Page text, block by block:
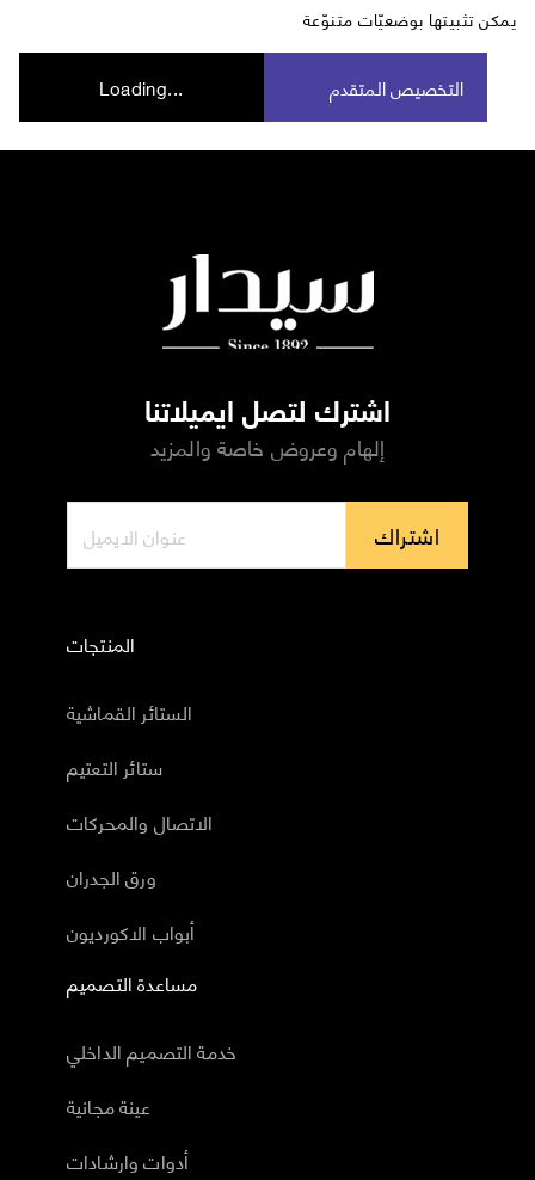
يمكن تثبيتها بوضعيّات متنوّعة
Loading... التخصيص المتقدم
اشترك لتصل ايميلاتنا
إلهام وعروض خاصة والمزيد
اشتراك
المنتجات
الستائر القماشية
ستائر التعتيم
الاتصال والمحركات
ورق الجدران
أبواب الاكورديون
مساعدة التصميم
خدمة التصميم الداخلي
عينة مجانية
أدوات وارشادات